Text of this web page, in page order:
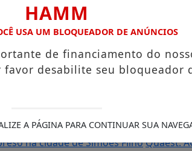
a 6ª posição em novo Anuário da
muda cobrança de impostos
na cidade de Simões FilhoQuaest:
HAMM
USA UM BLOQUEADOR DE ANÚNCIOS
de financiamento do
desabilite seu bloqueador
A PÁGINA PARA CONTINUAR SUA